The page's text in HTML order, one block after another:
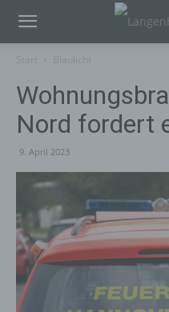
Nord fordert
9. April 2023